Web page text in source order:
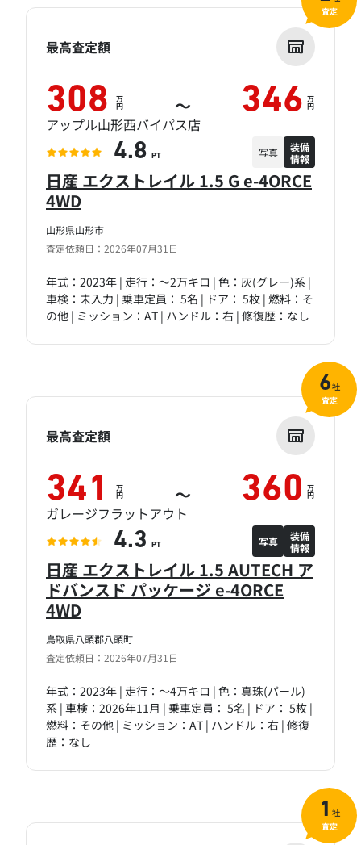
山形県山形市
査定依頼日：2026年07月31日
日産 エクストレイル 1.5 G e-4ORCE
4WD
年式：2023年 | 走行：～2万キロ | 色：灰(グレー)系 |
車検：未入力 | 乗車定員： 5名 | ドア： 5枚 | 燃料：そ
の他 | ミッション：AT | ハンドル：右 | 修復歴：なし
最高査定額
308 万
円 ～ 346 万
円
アップル山形西バイパス店
4.8 PT 写真
装備
情報
査定
鳥取県八頭郡八頭町
査定依頼日：2026年07月31日
日産 エクストレイル 1.5 AUTECH ア
ドバンスド パッケージ e-4ORCE
4WD
年式：2023年 | 走行：～4万キロ | 色：真珠(パール)
系 | 車検：2026年11月 | 乗車定員： 5名 | ドア： 5枚 |
燃料：その他 | ミッション：AT | ハンドル：右 | 修復
歴：なし
最高査定額
341 万
円 ～ 360 万
円
ガレージフラットアウト
4.3 PT 写真
装備
情報
6社
査定
1 社
査定